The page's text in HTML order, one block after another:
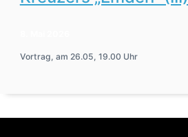
Vortrag, am 26.05, 19.00 Uhr